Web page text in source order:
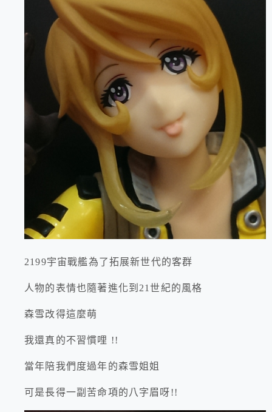
2199宇宙戰艦為了拓展新世代的客群
人物的表情也隨著進化到21世紀的風格
森雪改得這麼萌
我還真的不習慣哩 !!
當年陪我們度過年的森雪姐姐
可是長得一副苦命項的八字眉呀!!